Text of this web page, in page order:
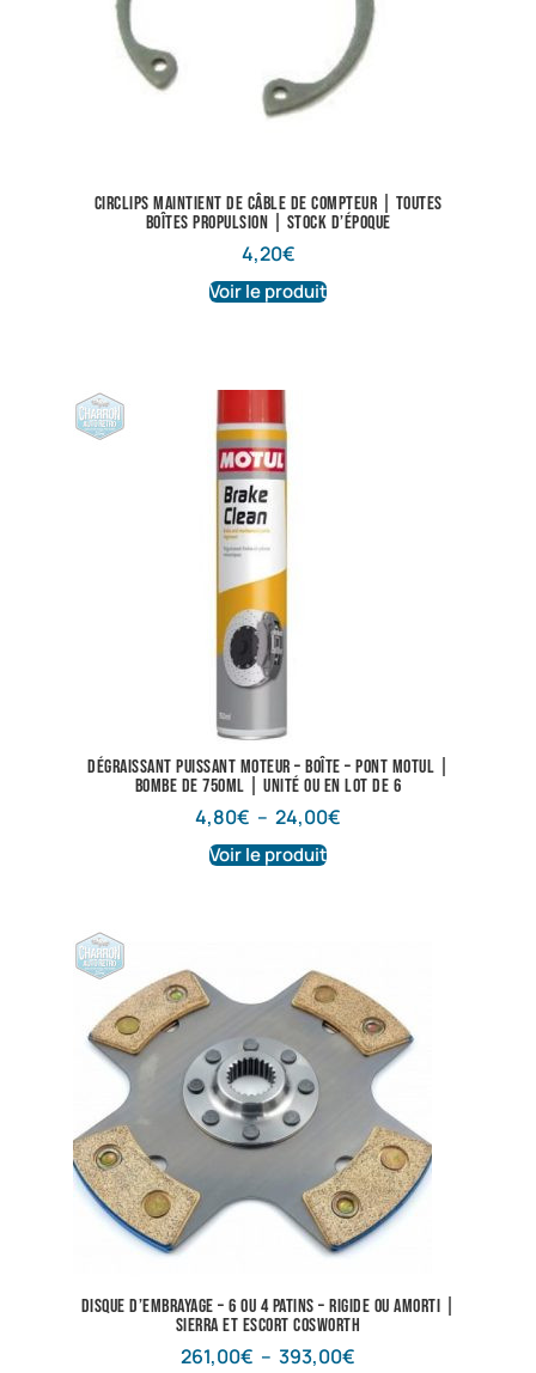
Circlips maintient de câble de compteur | Toutes
boîtes propulsion | Stock d’époque
4,20€
Voir le produit
Dégraissant puissant Moteur – Boîte – Pont Motul |
Bombe de 750ml | Unité ou en lot de 6
4,80€ – 24,00€
Voir le produit
Disque d’embrayage – 6 ou 4 Patins – Rigide ou amorti |
Sierra et Escort Cosworth
261,00€ – 393,00€